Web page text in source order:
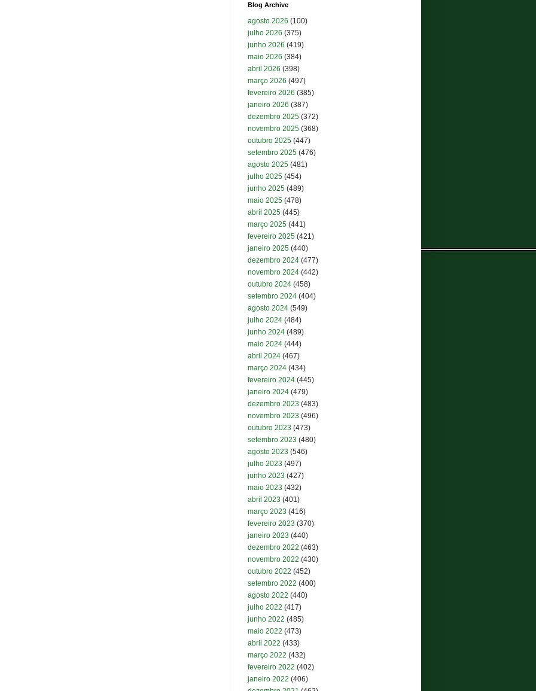
Blog Archive
agosto 2026 (100)
julho 2026 (375)
junho 2026 (419)
maio 2026 (384)
abril 2026 (398)
março 2026 (497)
fevereiro 2026 (385)
janeiro 2026 (387)
dezembro 2025 (372)
novembro 2025 (368)
outubro 2025 (447)
setembro 2025 (476)
agosto 2025 (481)
julho 2025 (454)
junho 2025 (489)
maio 2025 (478)
abril 2025 (445)
março 2025 (441)
fevereiro 2025 (421)
janeiro 2025 (440)
dezembro 2024 (477)
novembro 2024 (442)
outubro 2024 (458)
setembro 2024 (404)
agosto 2024 (549)
julho 2024 (484)
junho 2024 (489)
maio 2024 (444)
abril 2024 (467)
março 2024 (434)
fevereiro 2024 (445)
janeiro 2024 (479)
dezembro 2023 (483)
novembro 2023 (496)
outubro 2023 (473)
setembro 2023 (480)
agosto 2023 (546)
julho 2023 (497)
junho 2023 (427)
maio 2023 (432)
abril 2023 (401)
março 2023 (416)
fevereiro 2023 (370)
janeiro 2023 (440)
dezembro 2022 (463)
novembro 2022 (430)
outubro 2022 (452)
setembro 2022 (400)
agosto 2022 (440)
julho 2022 (417)
junho 2022 (485)
maio 2022 (473)
abril 2022 (433)
março 2022 (432)
fevereiro 2022 (402)
janeiro 2022 (406)